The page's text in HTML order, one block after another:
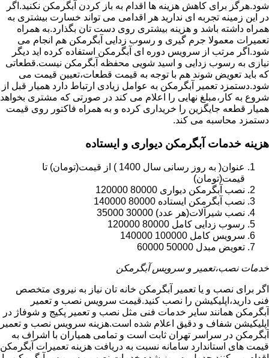
شود.هرگز برای کاهش هزینه ها اقدام به باز کردن آبگرمکن نکنید.اگر
در این زمینه تجربه ای ندارید هر اقدامی می تواند خسارت بیشتری به
همراه داشته باشد و هزینه بیشتری روی دست تان بگذارد.به همراه
تعمیرات معمولا جرم گیری و رسوب زدایی آبگرمکن هم انجام می
شود.اگر مرتب از سرویس دوره ای آبگرمکن استفاده کرده اید دیگر
نیازی به رسوب زدایی و اسید شویی محفظه آبگرمکن نیست.قطعاتی
که باید تعویض شوند هم با توجه به قیمت قطعات،تعیین قیمت می
شود.دستمزد تعمیر آبگرمکن به عوامل زیادی ارتباط دارد همیار قبل از
شروع به کار،مبلغ نهایی را اعلام می کند در صورتی که مشتری بخواهد
همیار قطعه جایگزین را خریداری کرده و به همراه فاکتور روی قیمت
دستمزد محاسبه می کند.
هزینه خدمات آبگرمکن دیواری و ایستاده
عنوان( به روز رسانی سال 1400 ) از قیمت(تومان) تا
قیمت(تومان)
نصب آبگرمکن دیواری 80000 120000
نصب آبگرمکن ایستاده 80000 140000
نصب شیرآلات(هر عدد) 30000 35000
رسوب زدایی کامل 80000 120000
سرویس کامل 100000 140000
تعویض مبدل 50000 60000
خدمات نصب،تعمیر و سرویس آبگرمکن
اگر برای نصب و یا تعمیر آبگرمکن خانه تان نیاز به نیروی متخصص
فنی دارید،اپلیکیشن را نصب کنید.قیمت سرویس نصب و تعمیر
آبگرمکن همانند سایر خدمات فنی مثل نصب و تعمیر پکیج و شوفاژ در
اپلیکیشن شفاف و دقیق اعلام شده است.هزینه سرویس نصب و تعمیر
آبگرمکن در سراسر تهران ثابت است و تمامی همیاران با اشراف به
قیمت های استاندارد سامانه نسبت به دریافت هزینه تعمیرات آبگرمکن